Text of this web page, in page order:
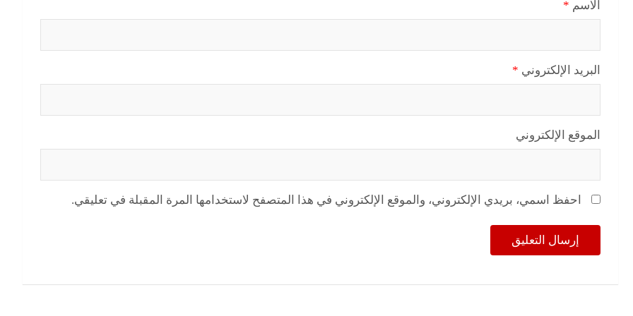
الاسم *
البريد الإلكتروني *
الموقع الإلكتروني
احفظ اسمي، بريدي الإلكتروني، والموقع الإلكتروني في هذا المتصفح لاستخدامها المرة المقبلة في تعليقي.